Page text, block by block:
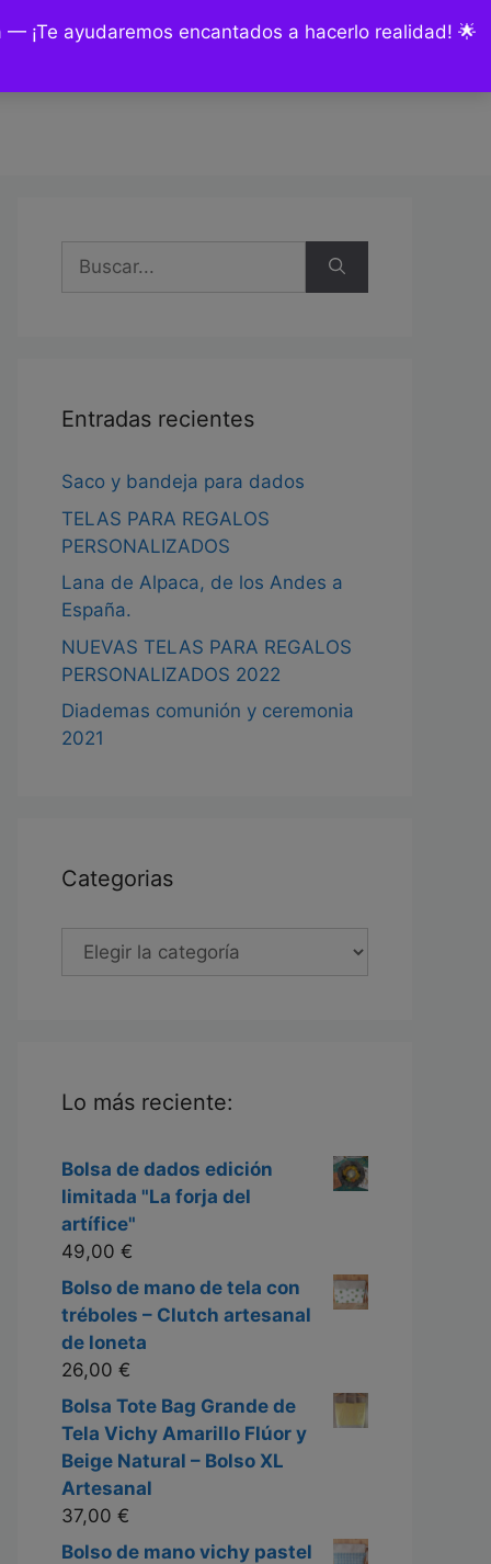
¡Te ayudaremos encantados a hacerlo realidad! 🌟
Buscar:
Entradas recientes
Saco y bandeja para dados
TELAS PARA REGALOS
PERSONALIZADOS
Lana de Alpaca, de los Andes a
España.
NUEVAS TELAS PARA REGALOS
PERSONALIZADOS 2022
Diademas comunión y ceremonia
2021
Categorias
Categorias
Lo más reciente:
Bolsa de dados edición
limitada "La forja del
artífice"
49,00 €
Bolso de mano de tela con
tréboles – Clutch artesanal
de loneta
26,00 €
Bolsa Tote Bag Grande de
Tela Vichy Amarillo Flúor y
Beige Natural – Bolso XL
Artesanal
37,00 €
Bolso de mano vichy pastel